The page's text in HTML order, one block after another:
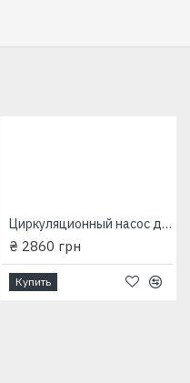
Циркуляционный насос для отопления Grundfos (EuroAqua) 32-80 180 мм
₴ 2860 грн
Купить
₴ 2860 грн